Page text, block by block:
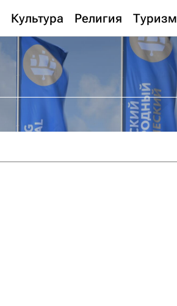
Культура Религия Туризм